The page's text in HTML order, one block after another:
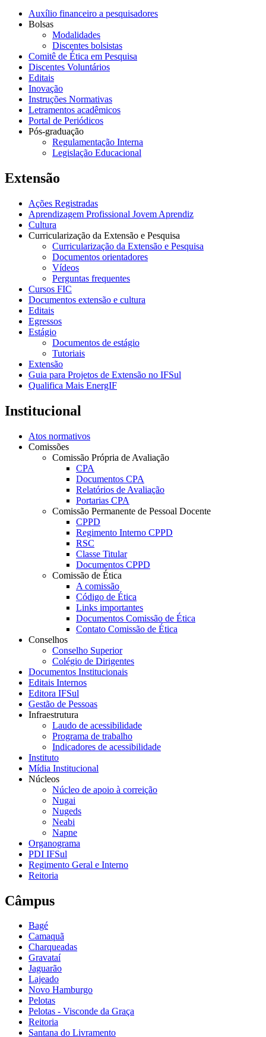
Auxílio financeiro a pesquisadores
Bolsas
Modalidades
Discentes bolsistas
Comitê de Ética em Pesquisa
Discentes Voluntários
Editais
Inovação
Instruções Normativas
Letramentos acadêmicos
Portal de Periódicos
Pós-graduação
Regulamentação Interna
Legislação Educacional
Extensão
Ações Registradas
Aprendizagem Profissional Jovem Aprendiz
Cultura
Curricularização da Extensão e Pesquisa
Curricularização da Extensão e Pesquisa
Documentos orientadores
Vídeos
Perguntas frequentes
Cursos FIC
Documentos extensão e cultura
Editais
Egressos
Estágio
Documentos de estágio
Tutoriais
Extensão
Guia para Projetos de Extensão no IFSul
Qualifica Mais EnergIF
Institucional
Atos normativos
Comissões
Comissão Própria de Avaliação
CPA
Documentos CPA
Relatórios de Avaliação
Portarias CPA
Comissão Permanente de Pessoal Docente
CPPD
Regimento Interno CPPD
RSC
Classe Titular
Documentos CPPD
Comissão de Ética
A comissão
Código de Ética
Links importantes
Documentos Comissão de Ética
Contato Comissão de Ética
Conselhos
Conselho Superior
Colégio de Dirigentes
Documentos Institucionais
Editais Internos
Editora IFSul
Gestão de Pessoas
Infraestrutura
Laudo de acessibilidade
Programa de trabalho
Indicadores de acessibilidade
Instituto
Mídia Institucional
Núcleos
Núcleo de apoio à correição
Nugai
Nugeds
Neabi
Napne
Organograma
PDI IFSul
Regimento Geral e Interno
Reitoria
Câmpus
Bagé
Camaquã
Charqueadas
Gravataí
Jaguarão
Lajeado
Novo Hamburgo
Pelotas
Pelotas - Visconde da Graça
Reitoria
Santana do Livramento